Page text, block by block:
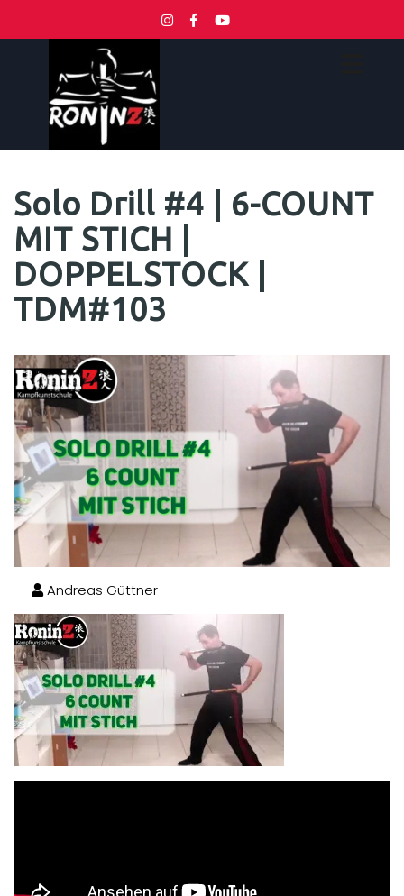
Solo Drill #4 | 6-COUNT
MIT STICH |
DOPPELSTOCK |
TDM#103
Andreas Güttner